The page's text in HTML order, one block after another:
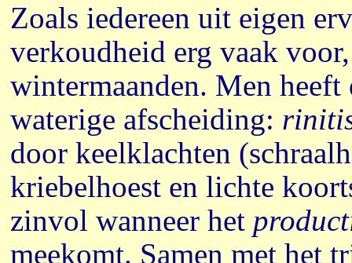
Zoals iedereen uit eigen
verkoudheid erg vaak
wintermaanden. Men
waterige afscheiding:
door keelklachten
kriebelhoest en lichte
zinvol wanneer het
meekomt. Samen met het